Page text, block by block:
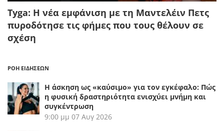
Tyga: Η νέα εμφάνιση με τη Μαντελέιν Πετς
πυροδότησε τις φήμες που τους θέλουν σε
σχέση
ΡΟΗ ΕΙΔΗΣΕΩΝ
Η άσκηση ως «καύσιμο» για τον εγκέφαλο: Πώς
η φυσική δραστηριότητα ενισχύει μνήμη και
συγκέντρωση
9:00 μμ 07 Αυγ 2026